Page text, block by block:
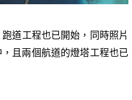
道工程也已開始，同時照片
且兩個航道的燈塔工程也已